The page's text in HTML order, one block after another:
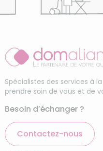
Spécialistes des services à
prendre soin de vous et de
Besoin d’échanger ?
Contactez-nous